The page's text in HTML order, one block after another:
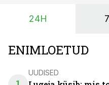
24H
ENIMLOETUD
UUDISED